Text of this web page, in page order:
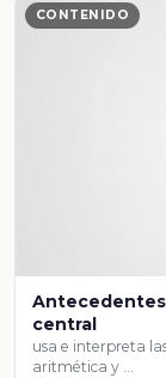
CONTENIDO
central
usa e interpreta
aritmética y …